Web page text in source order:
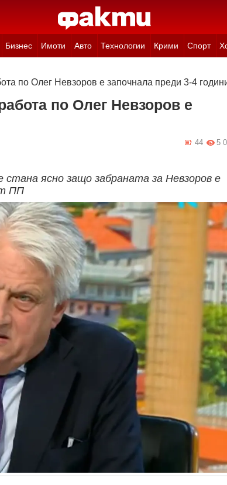
Бизнес Имоти Авто Технологии Крими Спорт
по Олег Невзоров е започнала преди 3-4
по Олег Невзоров е
5
44
ясно защо забраната за Невзоров е
ПП